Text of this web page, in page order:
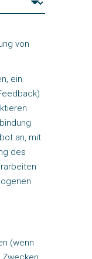
von
ein
an, mit
des
(wenn